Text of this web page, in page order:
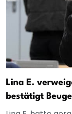
Lina E.
bestätigt